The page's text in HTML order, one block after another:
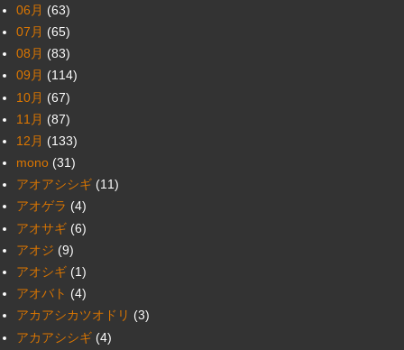
06月 (63)
07月 (65)
08月 (83)
09月 (114)
10月 (67)
11月 (87)
12月 (133)
mono (31)
アオアシシギ (11)
アオゲラ (4)
アオサギ (6)
アオジ (9)
アオシギ (1)
アオバト (4)
アカアシカツオドリ (3)
アカアシシギ (4)